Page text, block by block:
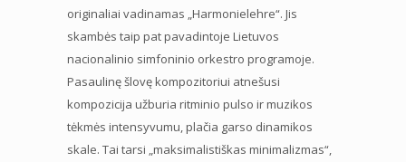
originaliai vadinamas „Harmonielehre“. Jis
skambės taip pat pavadintoje Lietuvos
nacionalinio simfoninio orkestro programoje.
Pasaulinę šlovę kompozitoriui atnešusi
kompozicija užburia ritminio pulso ir muzikos
tėkmės intensyvumu, plačia garso dinamikos
skale. Tai tarsi „maksimalistiškas minimalizmas“,